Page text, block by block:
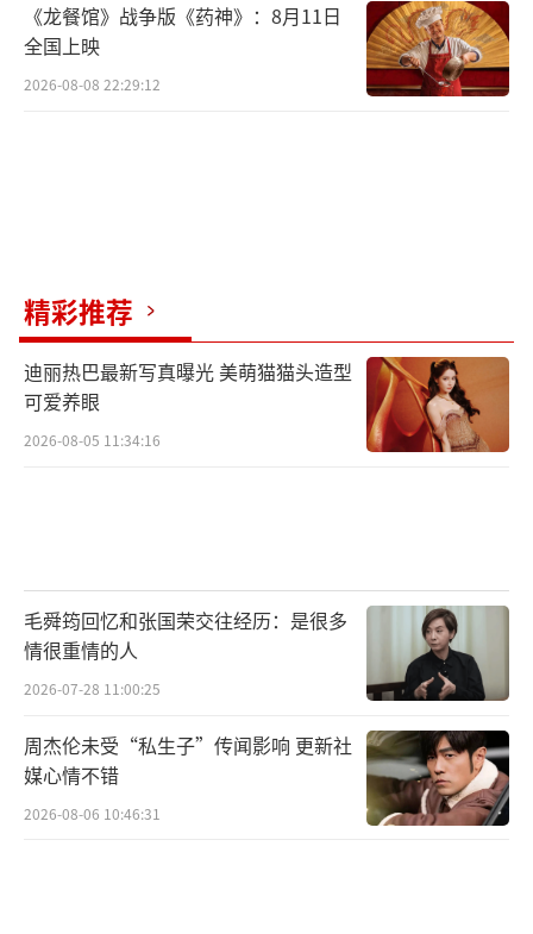
《龙餐馆》战争版《药神》：8月11日
全国上映
2026-08-08 22:29:12
精彩推荐
迪丽热巴最新写真曝光 美萌猫猫头造型
可爱养眼
2026-08-05 11:34:16
毛舜筠回忆和张国荣交往经历：是很多
情很重情的人
2026-07-28 11:00:25
周杰伦未受“私生子”传闻影响 更新社
媒心情不错
2026-08-06 10:46:31